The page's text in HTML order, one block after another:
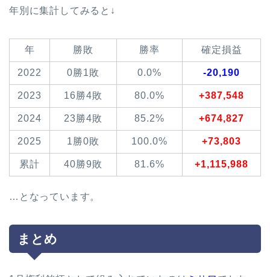
年別に集計してみると↓
年 勝敗 勝率 確定損益
2022 0勝1敗 0.0% -20,190
2023 16勝4敗 80.0% +387,548
2024 23勝4敗 85.2% +674,827
2025 1勝0敗 100.0% +73,803
累計 40勝9敗 81.6% +1,115,988
…となっています。
まとめ